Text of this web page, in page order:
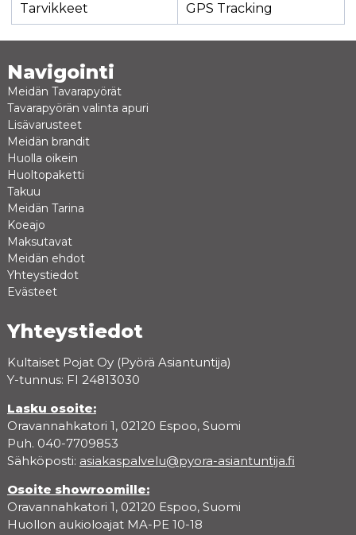
Tarvikkeet GPS Tracking
Navigointi
Meidän Tavarapyörät
Tavarapyörän valinta apuri
Lisävarusteet
Meidän brandit
Huolla oikein
Huoltopaketti
Takuu
Meidän Tarina
Koeajo
Maksutavat
Meidän ehdot
Yhteystiedot
Evästeet
Yhteystiedot
Kultaiset Pojat Oy (Pyörä Asiantuntija)
Y-tunnus: FI 24813030
Lasku osoite:
Oravannahkatori 1, 02120 Espoo, Suomi
Puh. 040-7709853
Sähköposti: asiakaspalvelu@pyora-asiantuntija.fi
Osoite showroomille:
Oravannahkatori 1, 02120 Espoo, Suomi
Huollon aukioloajat MA-PE 10-18